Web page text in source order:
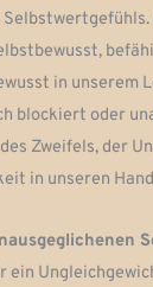
in unserem
blockiert oder
Zweifels, der
in unseren
ein